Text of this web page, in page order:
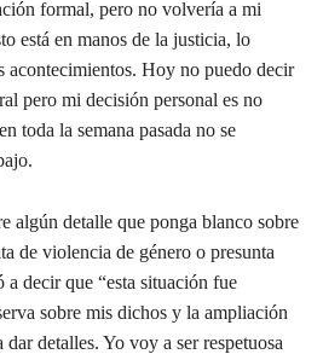
formal, pero no volvería a mi
está en manos de la justicia, lo
acontecimientos. Hoy no puedo decir
pero mi decisión personal es no
toda la semana pasada no se
algún detalle que ponga blanco sobre
de violencia de género o presunta
decir que “esta situación fue
sobre mis dichos y la ampliación
detalles. Yo voy a ser respetuosa